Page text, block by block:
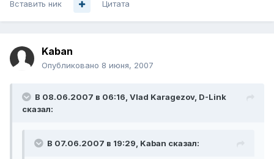
Вставить ник Цитата
Kaban
Опубликовано 8 июня, 2007
В 08.06.2007 в 06:16, Vlad Karagezov, D-Link
сказал:
В 07.06.2007 в 19:29, Kaban сказал: